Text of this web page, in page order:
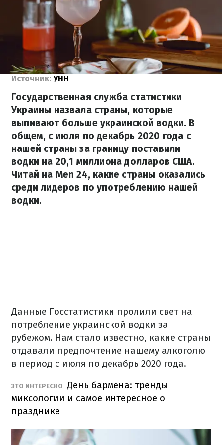
Источник: УНН
Государственная служба статистики
Украины назвала страны, которые
выпивают больше украинской водки. В
общем, с июля по декабрь 2020 года с
нашей страны за границу поставили
водки на 20,1 миллиона долларов США.
Читай на Men 24, какие страны оказались
среди лидеров по употреблению нашей
водки.
Данные Госстатистики пролили свет на
потребление украинской водки за
рубежом. Нам стало известно, какие страны
отдавали предпочтение нашему алкоголю
в период с июля по декабрь 2020 года.
ЭТО ИНТЕРЕСНО День бармена: тренды
миксологии и самое интересное о
празднике